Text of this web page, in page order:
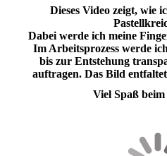
Dieses Video zeigt, wie
Dabei werde ich meine
Im Arbeitsprozess werde
bis zur Entstehung
auftragen. Das Bild
Viel Spaß